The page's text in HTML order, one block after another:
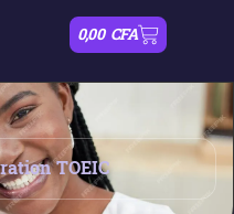
0,00 CFA
TOEIC